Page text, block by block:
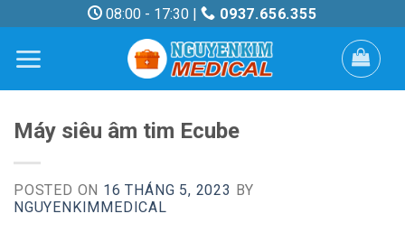
content
08:00 - 17:30 | 0937.656.355
Máy siêu âm tim Ecube
POSTED ON 16 THÁNG 5, 2023 BY
NGUYENKIMMEDICAL